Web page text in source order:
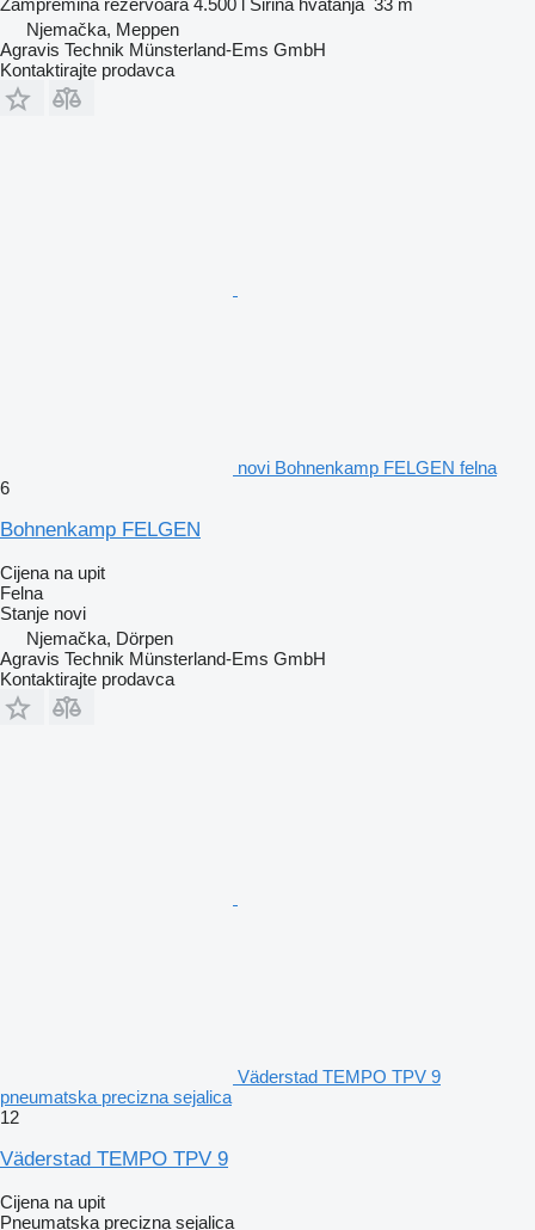
Zampremina rezervoara 4.500 l Širina hvatanja 33 m
Njemačka, Meppen
Agravis Technik Münsterland-Ems GmbH
Kontaktirajte prodavca
novi Bohnenkamp FELGEN felna
6
Bohnenkamp FELGEN
Cijena na upit
Felna
Stanje novi
Njemačka, Dörpen
Agravis Technik Münsterland-Ems GmbH
Kontaktirajte prodavca
Väderstad TEMPO TPV 9
pneumatska precizna sejalica
12
Väderstad TEMPO TPV 9
Cijena na upit
Pneumatska precizna sejalica